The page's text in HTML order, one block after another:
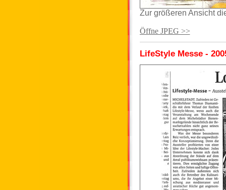
Zur größeren Ansicht
Öffne JPEG >>
LifeStyle Messe -